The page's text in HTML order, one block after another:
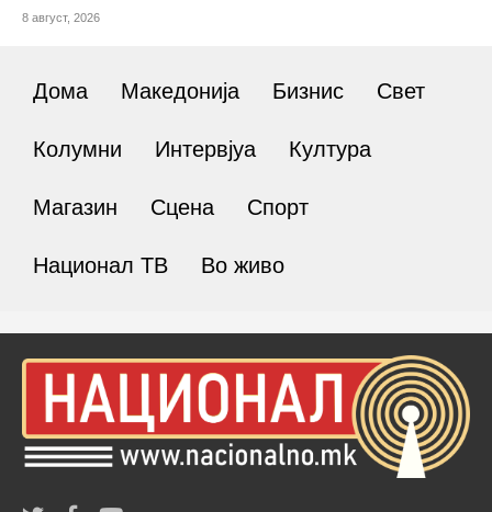
8 август, 2026
Дома Македонија Бизнис Свет
Колумни Интервјуа Култура
Магазин Сцена Спорт
Национал ТВ Во живо